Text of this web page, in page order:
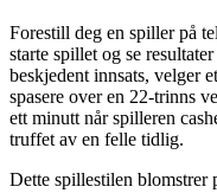
Forestill deg en spiller på
starte spillet og se
beskjedent innsats, velger
spasere over en 22-trinns
ett minutt når spilleren
truffet av en felle tidlig.
Dette spillestilen blomstrer